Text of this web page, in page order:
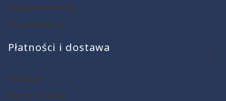
Ustawienia konta
Przechowalnia
Płatności i dostawa
Płatności
Koszty dostawy